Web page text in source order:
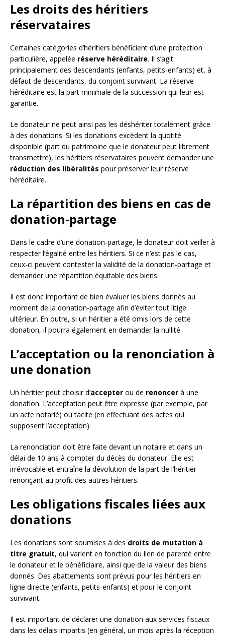
Les droits des héritiers
réservataires
Certaines catégories d’héritiers bénéficient d’une protection
particulière, appelée réserve héréditaire. Il s’agit
principalement des descendants (enfants, petits-enfants) et, à
défaut de descendants, du conjoint survivant. La réserve
héréditaire est la part minimale de la succession qui leur est
garantie.
Le donateur ne peut ainsi pas les déshériter totalement grâce
à des donations. Si les donations excèdent la quotité
disponible (part du patrimoine que le donateur peut librement
transmettre), les héritiers réservataires peuvent demander une
réduction des libéralités pour préserver leur réserve
héréditaire.
La répartition des biens en cas de
donation-partage
Dans le cadre d’une donation-partage, le donateur doit veiller à
respecter l’égalité entre les héritiers. Si ce n’est pas le cas,
ceux-ci peuvent contester la validité de la donation-partage et
demander une répartition équitable des biens.
Il est donc important de bien évaluer les biens donnés au
moment de la donation-partage afin d’éviter tout litige
ultérieur. En outre, si un héritier a été omis lors de cette
donation, il pourra également en demander la nullité.
L’acceptation ou la renonciation à
une donation
Un héritier peut choisir d’accepter ou de renoncer à une
donation. L’acceptation peut être expresse (par exemple, par
un acte notarié) ou tacite (en effectuant des actes qui
supposent l’acceptation).
La renonciation doit être faite devant un notaire et dans un
délai de 10 ans à compter du décès du donateur. Elle est
irrévocable et entraîne la dévolution de la part de l’héritier
renonçant au profit des autres héritiers.
Les obligations fiscales liées aux
donations
Les donations sont soumises à des droits de mutation à
titre gratuit, qui varient en fonction du lien de parenté entre
le donateur et le bénéficiaire, ainsi que de la valeur des biens
donnés. Des abattements sont prévus pour les héritiers en
ligne directe (enfants, petits-enfants) et pour le conjoint
survivant.
Il est important de déclarer une donation aux services fiscaux
dans les délais impartis (en général, un mois après la réception